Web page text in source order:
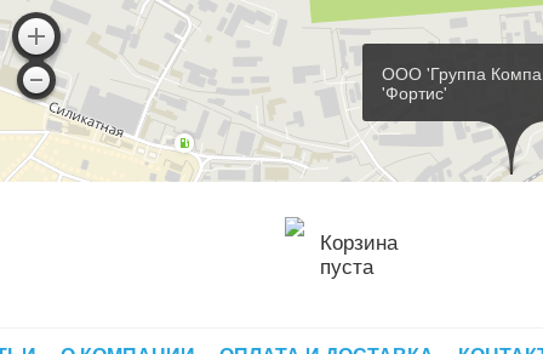
ООО 'Группа
'Фортис'
Корзина
пуста